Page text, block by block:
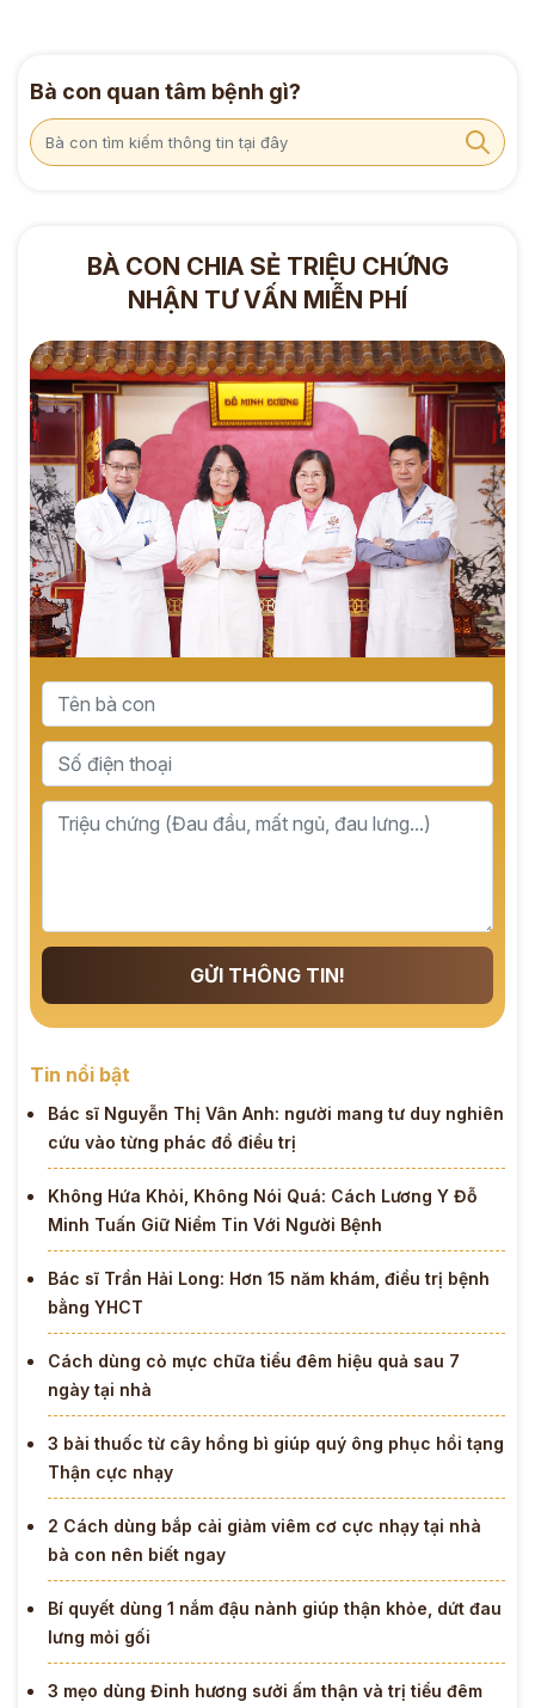
Bà con quan tâm bệnh gì?
BÀ CON CHIA SẺ TRIỆU CHỨNG
NHẬN TƯ VẤN MIỄN PHÍ
GỬI THÔNG TIN!
Tin nổi bật
Bác sĩ Nguyễn Thị Vân Anh: người mang tư duy nghiên
cứu vào từng phác đồ điều trị
Không Hứa Khỏi, Không Nói Quá: Cách Lương Y Đỗ
Minh Tuấn Giữ Niềm Tin Với Người Bệnh
Bác sĩ Trần Hải Long: Hơn 15 năm khám, điều trị bệnh
bằng YHCT
Cách dùng cỏ mực chữa tiểu đêm hiệu quả sau 7
ngày tại nhà
3 bài thuốc từ cây hồng bì giúp quý ông phục hồi tạng
Thận cực nhạy
2 Cách dùng bắp cải giảm viêm cơ cực nhạy tại nhà
bà con nên biết ngay
Bí quyết dùng 1 nắm đậu nành giúp thận khỏe, dứt đau
lưng mỏi gối
3 mẹo dùng Đinh hương sưởi ấm thận và trị tiểu đêm